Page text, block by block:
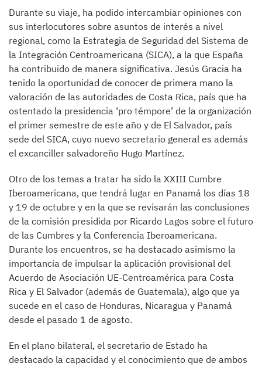
Durante su viaje, ha podido intercambiar opiniones con
sus interlocutores sobre asuntos de interés a nivel
regional, como la Estrategia de Seguridad del Sistema de
la Integración Centroamericana (SICA), a la que España
ha contribuido de manera significativa. Jesús Gracia ha
tenido la oportunidad de conocer de primera mano la
valoración de las autoridades de Costa Rica, país que ha
ostentado la presidencia ‘pro témpore’ de la organización
el primer semestre de este año y de El Salvador, país
sede del SICA, cuyo nuevo secretario general es además
el excanciller salvadoreño Hugo Martínez.
Otro de los temas a tratar ha sido la XXIII Cumbre
Iberoamericana, que tendrá lugar en Panamá los días 18
y 19 de octubre y en la que se revisarán las conclusiones
de la comisión presidida por Ricardo Lagos sobre el futuro
de las Cumbres y la Conferencia Iberoamericana.
Durante los encuentros, se ha destacado asimismo la
importancia de impulsar la aplicación provisional del
Acuerdo de Asociación UE-Centroamérica para Costa
Rica y El Salvador (además de Guatemala), algo que ya
sucede en el caso de Honduras, Nicaragua y Panamá
desde el pasado 1 de agosto.
En el plano bilateral, el secretario de Estado ha
destacado la capacidad y el conocimiento que de ambos